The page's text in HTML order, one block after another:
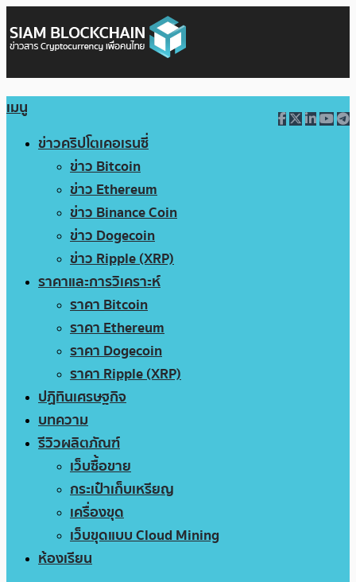
เมนู
ข่าวคริปโตเคอเรนซี่
ข่าว Bitcoin
ข่าว Ethereum
ข่าว Binance Coin
ข่าว Dogecoin
ข่าว Ripple (XRP)
ราคาและการวิเคราะห์
ราคา Bitcoin
ราคา Ethereum
ราคา Dogecoin
ราคา Ripple (XRP)
ปฏิทินเศรษฐกิจ
บทความ
รีวิวผลิตภัณฑ์
เว็บซื้อขาย
กระเป๋าเก็บเหรียญ
เครื่องขุด
เว็บขุดแบบ Cloud Mining
ห้องเรียน